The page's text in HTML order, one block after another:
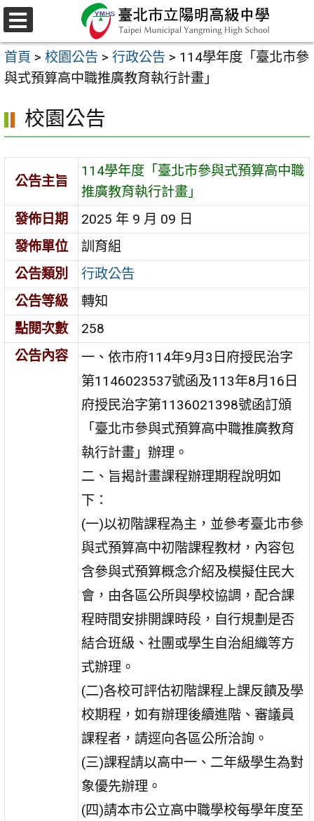
跳
至
主
要
容
區
選
單
首頁 > 校園公告 > 行政公告 > 114學年度「臺北市參
與式預算高中職推廣教育執行計畫」
校園公告
公告主旨
114學年度「臺北市參與式預算高中職
推廣教育執行計畫」
發佈日期
2025 年 9 月 09 日
發佈單位
訓育組
公告類別
行政公告
公告等級
轉知
點閱次數
258
公告內容
一、依市府114年9月3日府授民治字
第1146023537號函及113年8月16日
府授民治字第1136021398號函訂頒
「臺北市參與式預算高中職推廣教育
執行計畫」辦理。
二、旨揭計畫課程辦理期程說明如
下：
(一)以初階課程為主，並參考臺北市參
與式預算高中初階課程教材，內容包
含參與式預算概念介紹及模擬住民大
會，由各區公所與學校協調，配合課
程時間安排開課時段，自行規劃是否
結合班級、社團或學生自治組織等方
式辦理。
(二)各校可評估初階課程上課反饋及學
校期程，如有辦理後續進階、審議員
課程者，請逕向各區公所洽詢。
(三)課程請以高中一、二年級學生為對
象優先辦理。
(四)請本市公立高中職學校每學年度至